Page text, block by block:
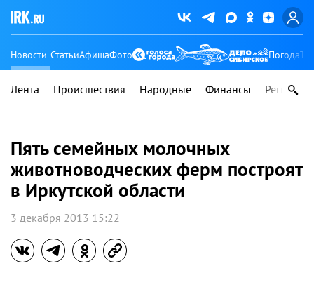
Новости СтатьиАфишаФото Погода
Лента Происшествия Народные Финансы Регионы
Пять семейных молочных
животноводческих ферм построят
в Иркутской области
3 декабря 2013 15:22